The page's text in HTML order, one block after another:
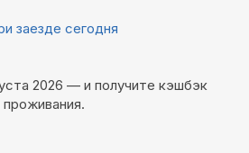
заезде сегодня
2026 — и получите кэшбэк